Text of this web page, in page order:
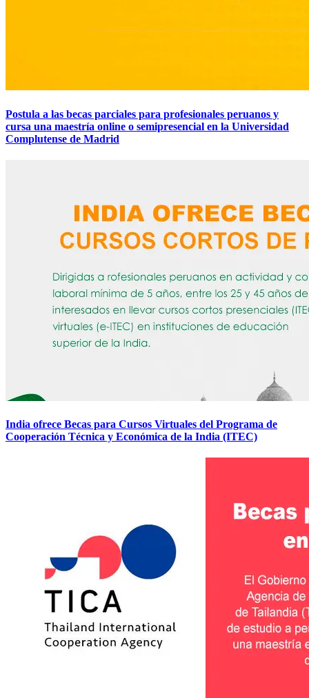
Postula a las becas parciales para profesionales peruanos y
cursa una maestría online o semipresencial en la Universidad
Complutense de Madrid
India ofrece Becas para Cursos Virtuales del Programa de
Cooperación Técnica y Económica de la India (ITEC)